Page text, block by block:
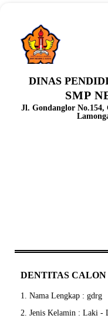
DINAS
SMP
Jl. Gondanglor No.154,
DENTITAS
1. Nama Lengkap : gdrg
2. Jenis Kelamin : Laki -